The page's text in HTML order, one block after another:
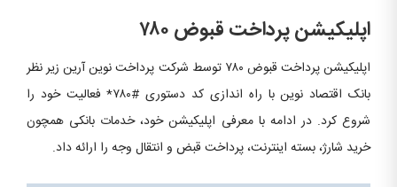
اپلیکیشن پرداخت قبوض ۷۸۰
اپلیکیشن پرداخت قبوض ۷۸۰ توسط شرکت پرداخت نوین آرین زیر نظر
بانک اقتصاد نوین با راه اندازی کد دستوری #۷۸۰* فعالیت خود را
شروع کرد. در ادامه با معرفی اپلیکیشن خود، خدمات بانکی همچون
خرید شارژ، بسته اینترنت، پرداخت قبض و انتقال وجه را ارائه داد.